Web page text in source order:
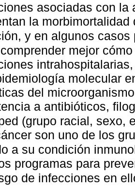
asociadas con
la
y en algunos
mejor
molecular
del
a antibióticos,
(grupo racial, sexo,
son uno de los
a su condición
programas para
de infecciones en